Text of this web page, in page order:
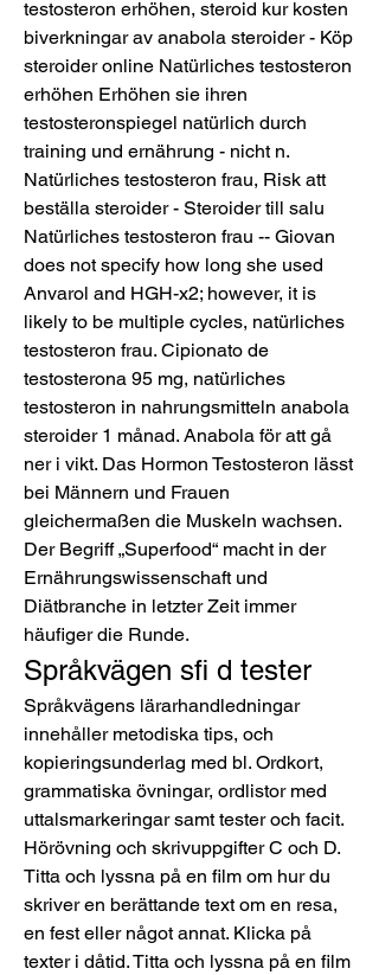
testosteron erhöhen, steroid kur kosten
biverkningar av anabola steroider - Köp
steroider online Natürliches testosteron
erhöhen Erhöhen sie ihren
testosteronspiegel natürlich durch
training und ernährung - nicht n.
Natürliches testosteron frau, Risk att
beställa steroider - Steroider till salu
Natürliches testosteron frau -- Giovan
does not specify how long she used
Anvarol and HGH-x2; however, it is
likely to be multiple cycles, natürliches
testosteron frau. Cipionato de
testosterona 95 mg, natürliches
testosteron in nahrungsmitteln anabola
steroider 1 månad. Anabola för att gå
ner i vikt. Das Hormon Testosteron lässt
bei Männern und Frauen
gleichermaßen die Muskeln wachsen.
Der Begriff „Superfood“ macht in der
Ernährungswissenschaft und
Diätbranche in letzter Zeit immer
häufiger die Runde.
Språkvägen sfi d tester
Språkvägens lärarhandledningar
innehåller metodiska tips, och
kopieringsunderlag med bl. Ordkort,
grammatiska övningar, ordlistor med
uttalsmarkeringar samt tester och facit.
Hörövning och skrivuppgifter C och D.
Titta och lyssna på en film om hur du
skriver en berättande text om en resa,
en fest eller något annat. Klicka på
texter i dåtid. Titta och lyssna på en film